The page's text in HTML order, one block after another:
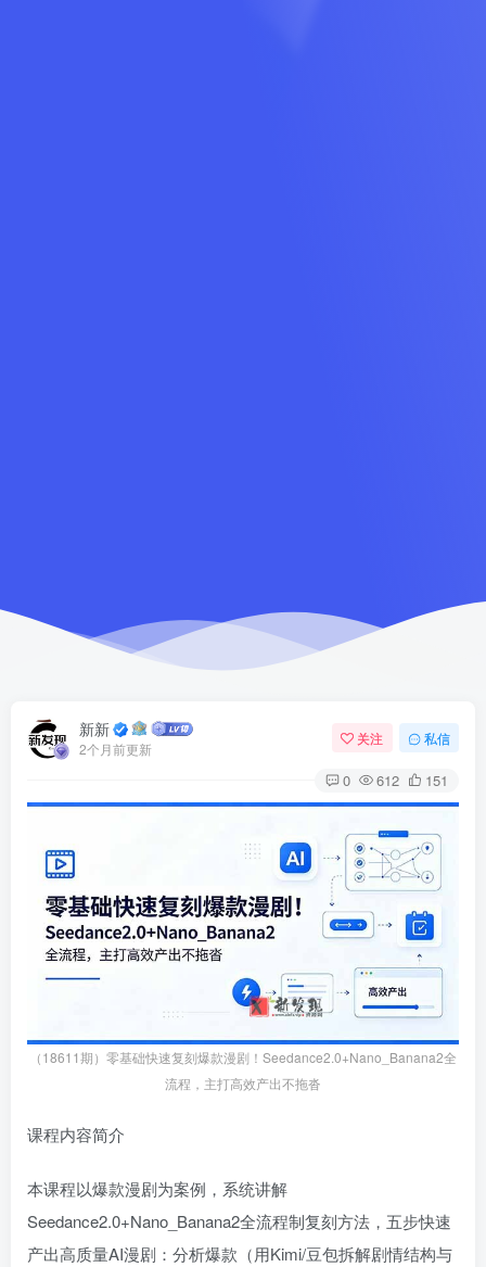
新新
2个月前更新
关注 私信
0 612 151
（18611期）零基础快速复刻爆款漫剧！Seedance2.0+Nano_Banana2全
流程，主打高效产出不拖沓
课程内容简介
本课程以爆款漫剧为案例，系统讲解
Seedance2.0+Nano_Banana2全流程制复刻方法，五步快速
产出高质量AI漫剧：分析爆款（用Kimi/豆包拆解剧情结构与